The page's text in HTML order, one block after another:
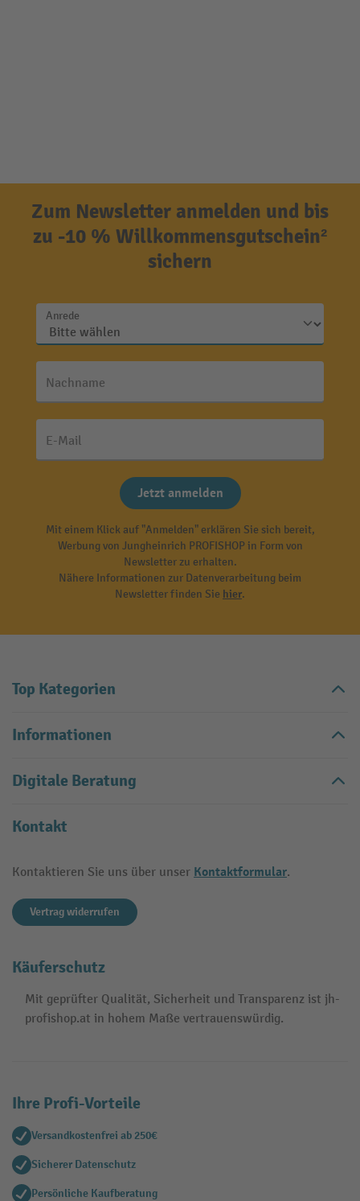
Zum Newsletter anmelden und bis
zu -10 % Willkommensgutschein²
sichern
Anrede
Nachname
E-Mail
Jetzt anmelden
Mit einem Klick auf "Anmelden" erklären Sie sich bereit,
Werbung von Jungheinrich PROFISHOP in Form von
Newsletter zu erhalten.
Nähere Informationen zur Datenverarbeitung beim
Newsletter finden Sie hier.
Top Kategorien
Informationen
Digitale Beratung
Kontakt
Kontaktieren Sie uns über unser Kontaktformular.
Vertrag widerrufen
Käuferschutz
Mit geprüfter Qualität, Sicherheit und Transparenz ist jh-
profishop.at in hohem Maße vertrauenswürdig.
Ihre Profi-Vorteile
Versandkostenfrei ab 250€
Sicherer Datenschutz
Persönliche Kaufberatung